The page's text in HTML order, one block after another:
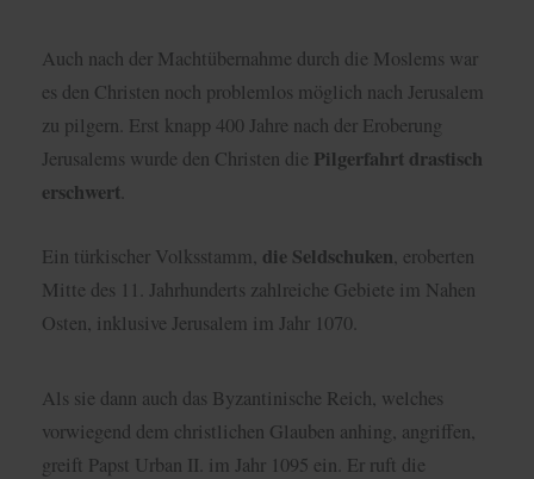
Auch nach der Machtübernahme durch die Moslems war
es den Christen noch problemlos möglich nach Jerusalem
zu pilgern. Erst knapp 400 Jahre nach der Eroberung
Jerusalems wurde den Christen die Pilgerfahrt drastisch
erschwert
Ein türkischer Volksstamm, die Seldschuken, eroberten
Mitte des 11. Jahrhunderts zahlreiche Gebiete im Nahen
Osten, inklusive Jerusalem im Jahr 1070.
Als sie dann auch das Byzantinische Reich, welches
vorwiegend dem christlichen Glauben anhing, angriffen,
greift Papst Urban II. im Jahr 1095 ein. Er ruft die